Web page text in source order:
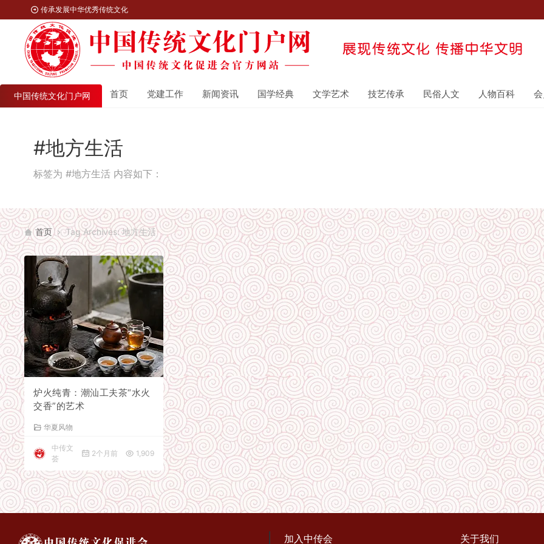
传承发展中华优秀传统文化
中国传统文化门户网 首页 党建工作 新闻资讯 国学经典 文学艺术 技艺传承 民俗人文 人物百科
#地方生活
标签为 #地方生活 内容如下：
首页 Tag Archives: 地方生活
炉火纯青：潮汕工夫茶“水火
交香”的艺术
华夏风物
中传文
荟
2个月前 1,909
加入中传会 关于我们